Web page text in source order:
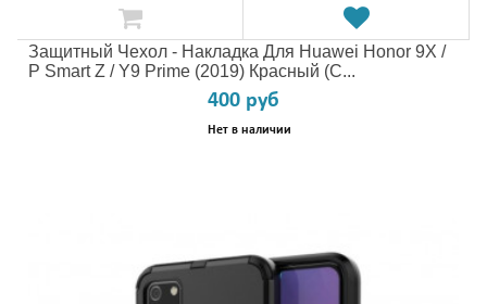
Защитный Чехол - Накладка Для Huawei Honor 9X /
P Smart Z / Y9 Prime (2019) Красный (с...
400 руб
Нет в наличии